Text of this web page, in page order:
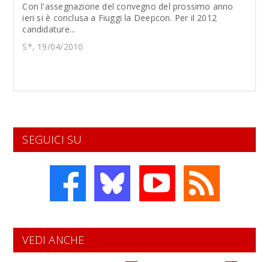
Con l'assegnazione del convegno del prossimo anno
ieri si è conclusa a Fiuggi la Deepcon. Per il 2012
candidature...
S*, 19/04/2010
SEGUICI SU
VEDI ANCHE